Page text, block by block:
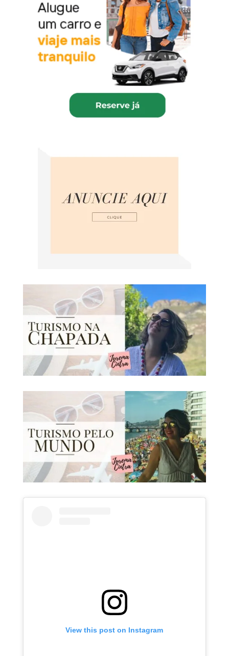
View this post on Instagram